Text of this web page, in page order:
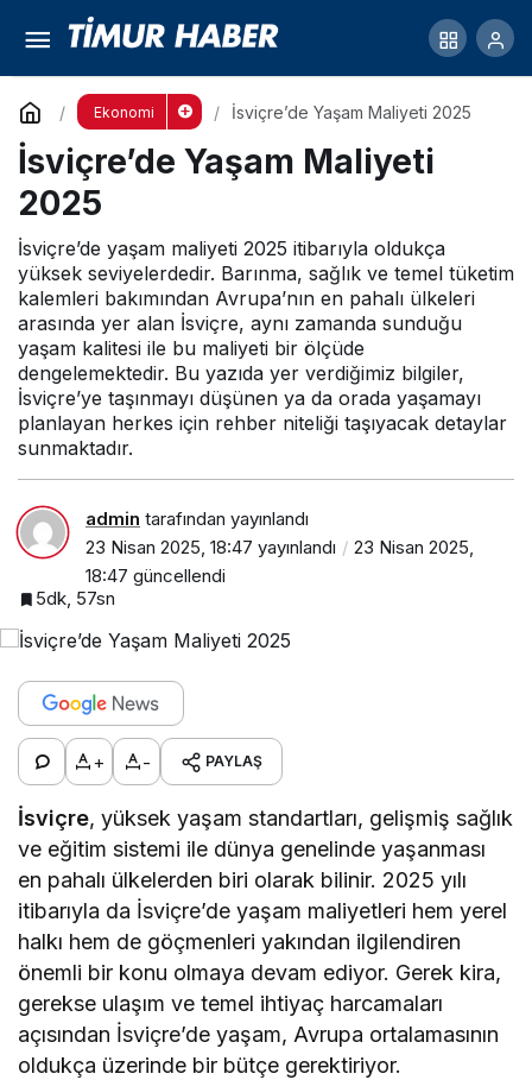
Ekonomi İsviçre’de Yaşam Maliyeti 2025
İsviçre’de Yaşam Maliyeti
2025
İsviçre’de yaşam maliyeti 2025 itibarıyla oldukça
yüksek seviyelerdedir. Barınma, sağlık ve temel tüketim
kalemleri bakımından Avrupa’nın en pahalı ülkeleri
arasında yer alan İsviçre, aynı zamanda sunduğu
yaşam kalitesi ile bu maliyeti bir ölçüde
dengelemektedir. Bu yazıda yer verdiğimiz bilgiler,
İsviçre’ye taşınmayı düşünen ya da orada yaşamayı
planlayan herkes için rehber niteliği taşıyacak detaylar
sunmaktadır.
admin tarafından yayınlandı
23 Nisan 2025, 18:47 yayınlandı
23 Nisan 2025,
18:47 güncellendi
5dk, 57sn
+ - PAYLAŞ
İsviçre, yüksek yaşam standartları, gelişmiş sağlık
ve eğitim sistemi ile dünya genelinde yaşanması
en pahalı ülkelerden biri olarak bilinir. 2025 yılı
itibarıyla da İsviçre’de yaşam maliyetleri hem yerel
halkı hem de göçmenleri yakından ilgilendiren
önemli bir konu olmaya devam ediyor. Gerek kira,
gerekse ulaşım ve temel ihtiyaç harcamaları
açısından İsviçre’de yaşam, Avrupa ortalamasının
oldukça üzerinde bir bütçe gerektiriyor.
İsviçre’de Yaşam Maliyeti 2025
Yorum Yap